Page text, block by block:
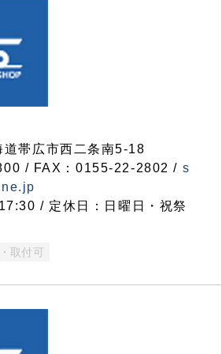
帯広市西二条南5-18
/ FAX：0155-22-2802 / s
/ 定休日：日曜日・祝祭
取付可